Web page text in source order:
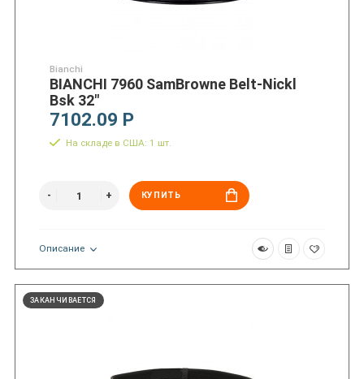
Bianchi
BIANCHI 7960 SamBrowne Belt-Nickl
Bsk 32"
7102.09 Р
На складе в США: 1 шт.
КУПИТЬ
Описание
ЗАКАНЧИВАЕТСЯ